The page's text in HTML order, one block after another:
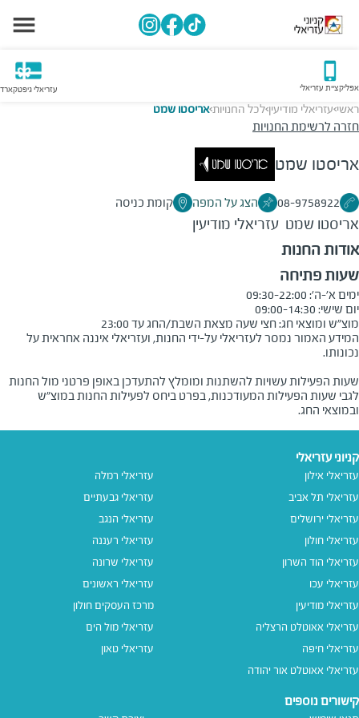
אפליקציית עזריאלי עזריאלי גיפטקארד
ראשי>עזריאלי מודיעין>לכל החנויות>אריסטו שמט
חזרה לרשימת החנויות
אריסטו שמט
08-9758922 הצג על המפה קומת כניסה
אריסטו שמט עזריאלי מודיעין
אודות החנות
שעות פתיחה
מוצ"ש ומוצאי חג: חצי שעה מצאת השבת/החג עד 23:00
המידע האמור נמסר לעזריאלי על-ידי החנות, ועזריאלי איננה אחראית על
שעות הפעילות עשויות להשתנות ומומלץ להתעדכן באופן פרטני מול החנות
לגבי שעות הפעילות המעודכנות, בפרט ביחס לפעילות החנות במוצ"ש
ובמוצאי החג.
קניוני עזריאלי
עזריאלי אילון
עזריאלי תל אביב
עזריאלי ירושלים
עזריאלי חולון
עזריאלי הוד השרון
עזריאלי עכו
עזריאלי מודיעין
עזריאלי אאוטלט הרצליה
עזריאלי חיפה
עזריאלי אאוטלט אור יהודה
עזריאלי רמלה
עזריאלי גבעתיים
עזריאלי הנגב
עזריאלי רעננה
עזריאלי שרונה
עזריאלי ראשונים
מרכז העסקים חולון
עזריאלי מול הים
עזריאלי טאון
קישורים נוספים